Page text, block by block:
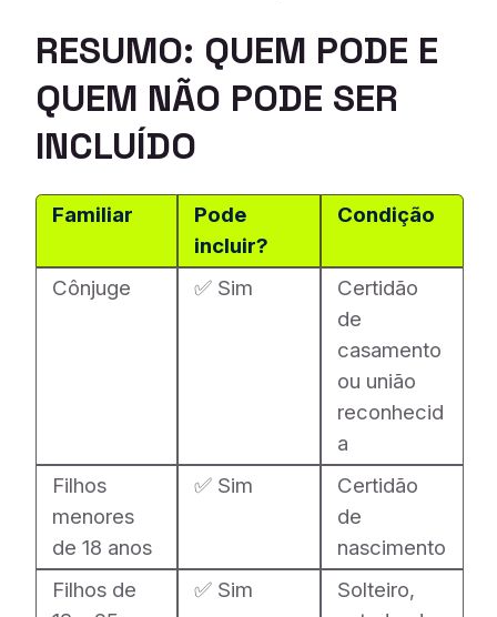
RESUMO: QUEM PODE E
QUEM NÃO PODE SER
INCLUÍDO
Familiar
Pode
incluir?
Condição
Cônjuge ✅ Sim
Certidão
de
casamento
ou união
reconhecid
a
Filhos
menores
de 18 anos
✅ Sim
Certidão
de
nascimento
Filhos de
✅ Sim
Solteiro,